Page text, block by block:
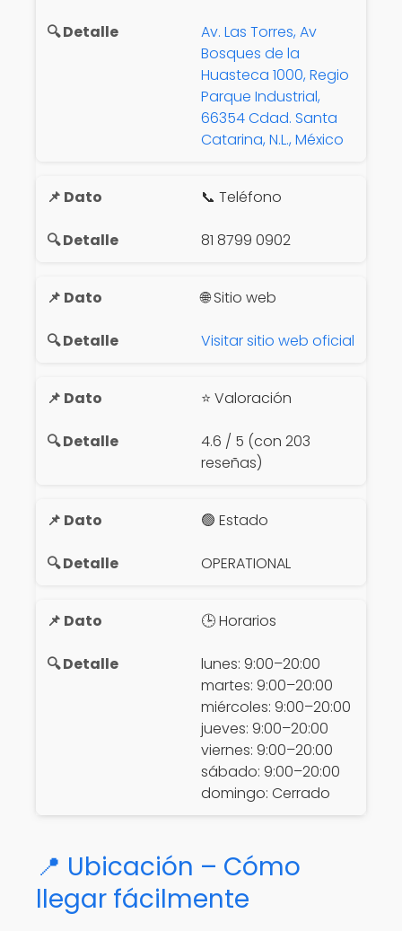
Av. Las Torres, Av
Bosques de la
Huasteca 1000, Regio
Parque Industrial,
66354 Cdad. Santa
Catarina, N.L., México
📞 Teléfono
81 8799 0902
🌐 Sitio web
Visitar sitio web oficial
⭐ Valoración
4.6 / 5 (con 203
reseñas)
🟢 Estado
OPERATIONAL
🕒 Horarios
lunes: 9:00–20:00
martes: 9:00–20:00
miércoles: 9:00–20:00
jueves: 9:00–20:00
viernes: 9:00–20:00
sábado: 9:00–20:00
domingo: Cerrado
📍 Ubicación – Cómo
llegar fácilmente